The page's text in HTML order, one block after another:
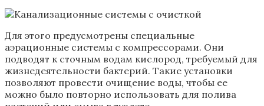
Для этого предусмотрены специальные
аэрационные системы с компрессорами. Они
подводят к сточным водам кислород, требуемый для
жизнедеятельности бактерий. Такие установки
позволяют провести очищение воды, чтобы ее
можно было повторно использовать для полива